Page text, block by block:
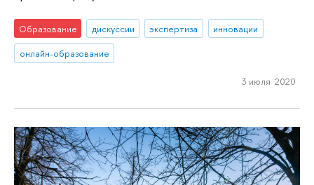
Образование дискуссии экспертиза
инновации
онлайн-образование
3 июля 2020